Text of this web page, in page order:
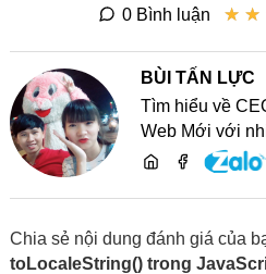
★ ★
★ ★
0 Bình luận
BÙI TẤN LỰC
Tìm hiểu về
Web Mới với
lĩnh vực phát
Chia sẻ nội dung đánh giá của
toLocaleString() trong